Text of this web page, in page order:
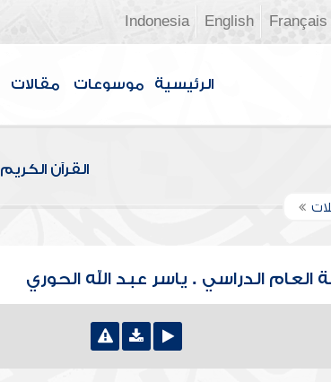
Français
English
Indonesia
الرئيسية موسوعات مقالات
القرآن الكريم
الدراسي . ياسر عبد الله الحوري